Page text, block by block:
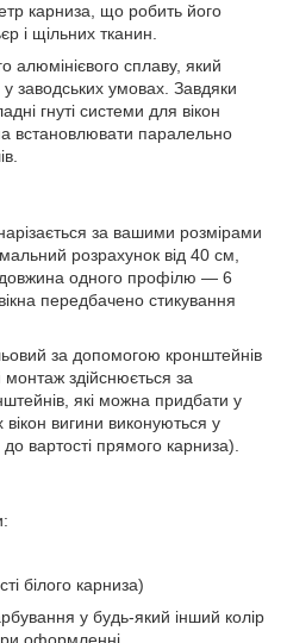
карниза, що робить його
і щільних тканин.
алюмінієвого сплаву, який
заводських умовах. Завдяки
гнуті системи для вікон
встановлювати паралельно
за вашими розмірами
розрахунок від 40 см,
одного профілю — 6
передбачено стикування
за допомогою кронштейнів
здійснюється за
які можна придбати у
вигини виконуються у
вартості прямого карниза).
білого карниза)
у будь-який інший колір